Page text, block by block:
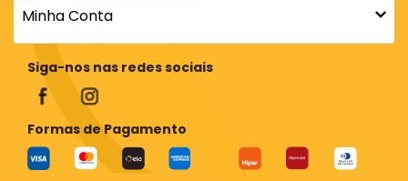
Minha Conta
Siga-nos nas redes sociais
Formas de Pagamento